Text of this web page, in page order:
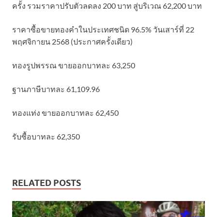
ครั้ง รวมราคาปรับตัวลดลง 200 บาท สู่บริเวณ 62,200 บาท
ราคาซื้อขายทองคําในประเทศชนิด 96.5% วันเสาร์ที่ 22
พฤศจิกายน 2568 (ประกาศครั้งเดียว)
ทองรูปพรรณ ขายออกบาทละ 63,250
ฐานภาษีบาทละ 61,109.96
ทองแท่ง ขายออกบาทละ 62,450
รับซื้อบาทละ 62,350
RELATED POSTS